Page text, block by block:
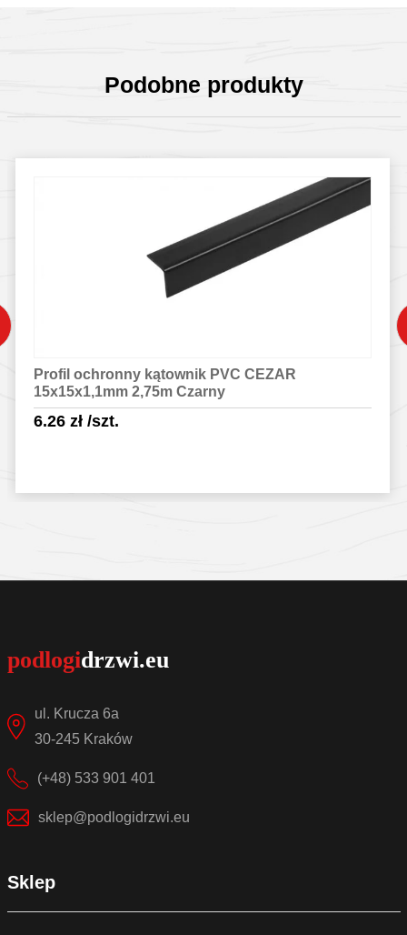
Podobne produkty
Profil ochronny kątownik PVC CEZAR
15x15x1,1mm 2,75m Czarny
6.26 zł/szt.
ul. Krucza 6a
30-245 Kraków
(+48) 533 901 401
sklep@podlogidrzwi.eu
Sklep